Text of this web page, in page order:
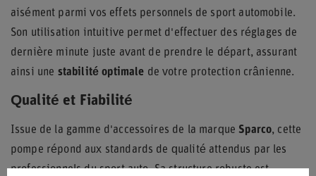
aisément parmi vos effets personnels de sport automobile.
Son utilisation intuitive permet d'effectuer des réglages de
dernière minute juste avant de prendre le départ, assurant
ainsi une stabilité optimale de votre protection crânienne.
Qualité et Fiabilité
Issue de la gamme d'accessoires de la marque Sparco, cette
pompe répond aux standards de qualité attendus par les
professionnels du sport auto. Sa structure robuste est